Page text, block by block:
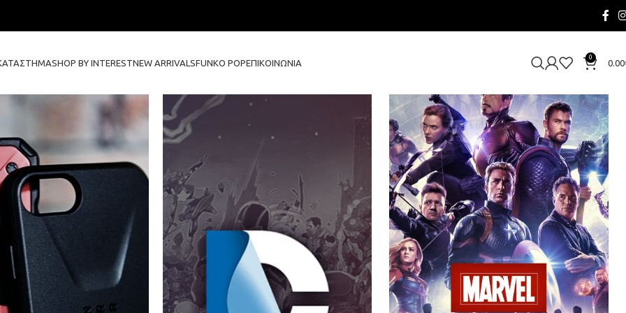
SHOP BY INTERESTNEW ARRIVALSFUNKO POPΕΠΙΚΟΙΝΩΝΊΑ
0
0.00